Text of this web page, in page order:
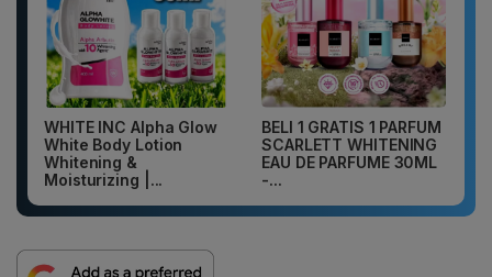
WHITE INC Alpha Glow
White Body Lotion
Whitening &
Moisturizing |...
BELI 1 GRATIS 1 PARFUM
SCARLETT WHITENING
EAU DE PARFUME 30ML
-...